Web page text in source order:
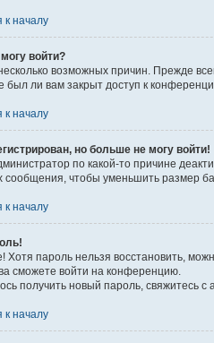
к началу
войти?
возможных причин. Прежде
был ли вам закрыт доступ к
к началу
но больше не могу войти!
по какой-то причине
чтобы уменьшить размер
к началу
Хотя пароль нельзя восстановить,
сможете войти на конференцию.
получить новый пароль, свяжитесь
к началу